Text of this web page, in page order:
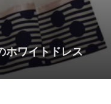
ホワイトドレス